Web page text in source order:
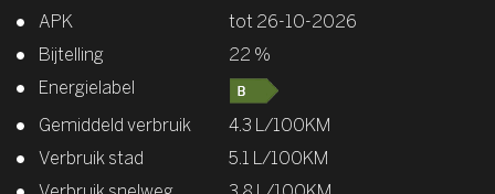
APK
tot 26-10-2026
Bijtelling
22 %
Energielabel
Gemiddeld verbruik
4.3 L/100KM
Verbruik stad
5.1 L/100KM